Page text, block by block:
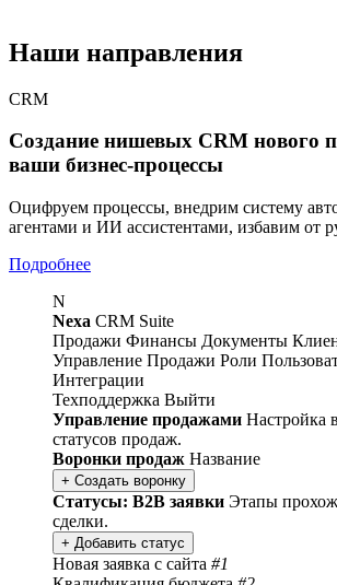
Наши направления
CRM
Создание нишевых CRM нового
ваши бизнес-процессы
Оцифруем процессы, внедрим систему
агентами и ИИ ассистентами, избавим от
Подробнее
N
Nexa CRM Suite
Продажи Финансы Документы
Управление Продажи Роли
Интеграции
Техподдержка Выйти
Управление продажами Настройка
статусов продаж.
Воронки продаж Название
+ Создать воронку
Статусы: B2B заявки Этапы
сделки.
+ Добавить статус
Новая заявка с сайта #1